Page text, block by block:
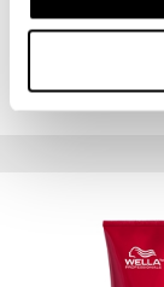
CWP27-WH-150-